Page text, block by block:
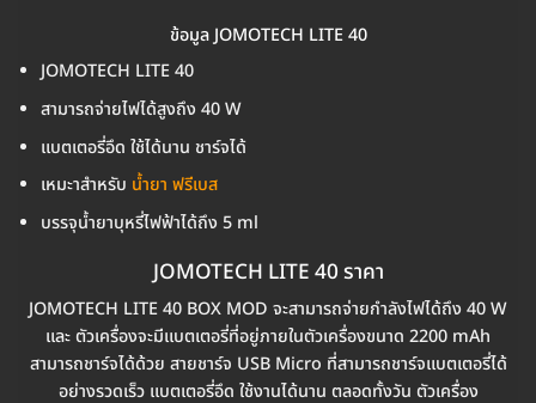
ข้อมูล JOMOTECH LITE 40
JOMOTECH LITE 40
สามารถจ่ายไฟได้สูงถึง 40 W
แบตเตอรี่อึด ใช้ได้นาน ชาร์จได้
เหมะาสำหรับ น้ำยา ฟรีเบส
บรรจุน้ำยาบุหรี่ไฟฟ้าได้ถึง 5 ml
JOMOTECH LITE 40 ราคา
JOMOTECH LITE 40 BOX MOD จะสามารถจ่ายกำลังไฟได้ถึง 40 W
และ ตัวเครื่องจะมีแบตเตอรี่ที่อยู่ภายในตัวเครื่องขนาด 2200 mAh
สามารถชาร์จได้ด้วย สายชาร์จ USB Micro ที่สามารถชาร์จแบตเตอรี่ได้
อย่างรวดเร็ว แบตเตอรี่อึด ใช้งานได้นาน ตลอดทั้งวัน ตัวเครื่อง